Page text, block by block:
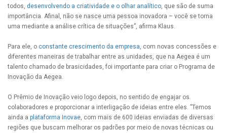
todos, desenvolvendo a criatividade e o olhar analítico, que são de suma
importância. Afinal, não se nasce uma pessoa inovadora – você se torna
uma mediante a análise crítica de situações”, afirma Klaus.
Para ele, o constante crescimento da empresa, com novas concessões e
diferentes maneiras de trabalhar entre as unidades, que na Aegea é um
talento chamado de brasicidades, foi importante para criar o Programa de
Inovação da Aegea.
O Prêmio de Inovação veio logo depois, no sentido de engajar os
colaboradores e proporcionar a interligação de ideias entre eles. ”Temos
ainda a plataforma Inovae, com mais de 600 ideias enviadas de diversas
regiões que buscam melhorar os padrões por meio de novas técnicas ou